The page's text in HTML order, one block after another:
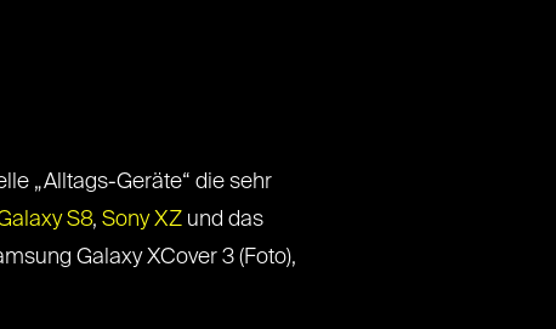
„Alltags-Geräte“ die sehr
S8, Sony XZund das
Galaxy XCover 3 (Foto),